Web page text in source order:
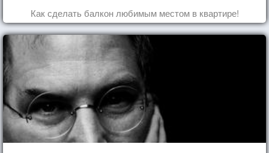
Как сделать балкон любимым местом в квартире!